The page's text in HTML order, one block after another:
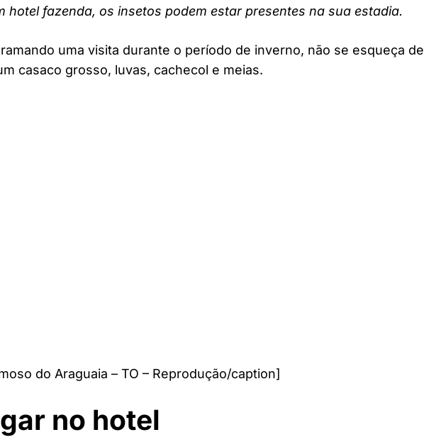
hotel fazenda, os insetos podem estar presentes na sua estadia.
uma visita durante o período de inverno, não se esqueça de
casaco grosso, luvas, cachecol e meias.
do Araguaia – TO – Reprodução/caption]
no hotel